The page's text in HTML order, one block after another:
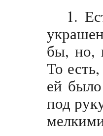
1.
бы, но,
То
ей
под